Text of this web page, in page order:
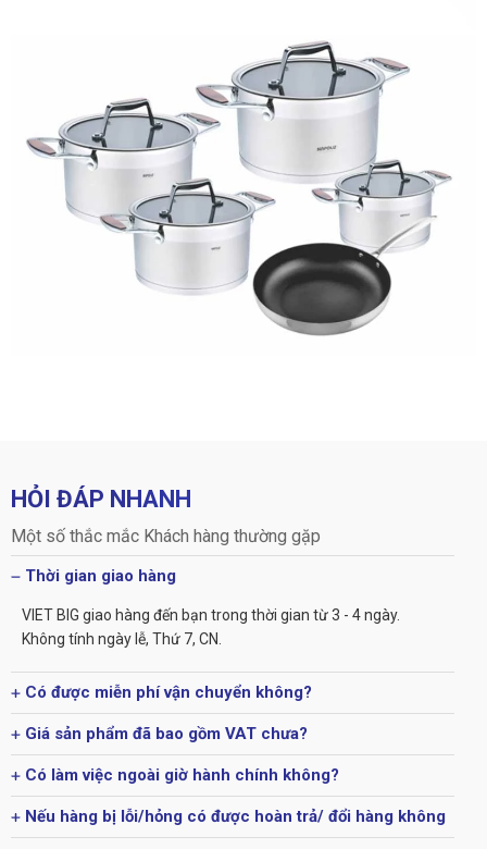
HỎI ĐÁP NHANH
Một số thắc mắc Khách hàng thường gặp
Thời gian giao hàng
VIET BIG giao hàng đến bạn trong thời gian từ 3 - 4 ngày.
Không tính ngày lễ, Thứ 7, CN.
Có được miễn phí vận chuyển không?
Giá sản phẩm đã bao gồm VAT chưa?
Có làm việc ngoài giờ hành chính không?
Nếu hàng bị lỗi/hỏng có được hoàn trả/ đổi hàng không